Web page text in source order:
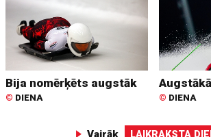
Bija nomērķēts augstāk
© DIENA © DIENA
Vairāk LAIKRAKSTA